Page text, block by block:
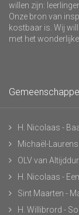
willen zijn:
Onze bron van
kostbaar is. Wij
met het
H. Nicolaas -
Michaël-Laurens
OLV van
H. Nicolaas -
Sint Maarten -
H. Willibrord -